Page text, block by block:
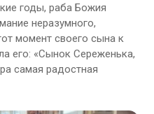
годы, раба Божия
неразумного,
момент своего сына к
его: «Сынок Сереженька,
самая радостная